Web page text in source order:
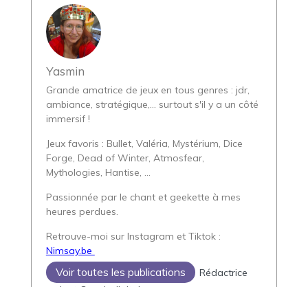
Yasmin
Grande amatrice de jeux en tous genres : jdr,
ambiance, stratégique,... surtout s'il y a un côté
immersif !
Jeux favoris : Bullet, Valéria, Mystérium, Dice
Forge, Dead of Winter, Atmosfear,
Mythologies, Hantise, ...
Passionnée par le chant et geekette à mes
heures perdues.
Retrouve-moi sur Instagram et Tiktok :
Nimsay.be
Voir toutes les publications
Rédactrice